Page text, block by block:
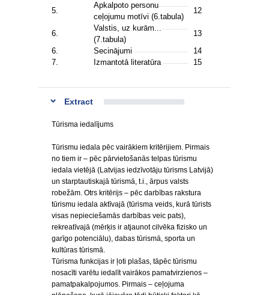
5.
Apkalpoto personu
ceļojumu motīvi (6.tabula)
12
6.
Valstis, uz kurām...
(7.tabula)
13
6.
Secinājumi
14
7.
Izmantotā literatūra 15
Extract
Tūrisma iedalījums
Tūrismu iedala pēc vairākiem kritērijiem. Pirmais
no tiem ir – pēc pārvietošanās telpas tūrismu
iedala vietējā (Latvijas iedzīvotāju tūrisms Latvijā)
un starptautiskajā tūrismā, t.i., ārpus valsts
robežām. Otrs kritērijs – pēc darbības rakstura
tūrismu iedala aktīvajā (tūrisma veids, kurā tūrists
visas nepieciešamās darbības veic pats),
rekreatīvajā (mērķis ir atjaunot cilvēka fizisko un
garīgo potenciālu), dabas tūrismā, sporta un
kultūras tūrismā.
Tūrisma funkcijas ir ļoti plašas, tāpēc tūrismu
nosacīti varētu iedalīt vairākos pamatvirzienos –
pamatpakalpojumos. Pirmais – ceļojuma